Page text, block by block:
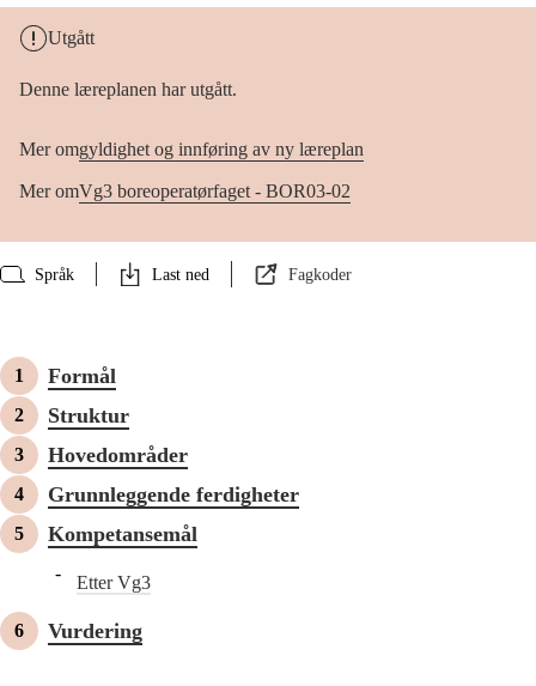
Utgått
Denne læreplanen har utgått.
Mer omgyldighet og innføring av ny læreplan
Mer omVg3 boreoperatørfaget - BOR03-02
Språk Last ned Fagkoder
Formål
Struktur
Hovedområder
Grunnleggende ferdigheter
Kompetansemål
Etter Vg3
Vurdering